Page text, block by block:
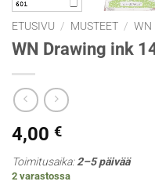
ETUSIVU / MUSTEET / WN
WN Drawing ink
4,00 €
Toimitusaika:2–5 päivää
2 varastossa